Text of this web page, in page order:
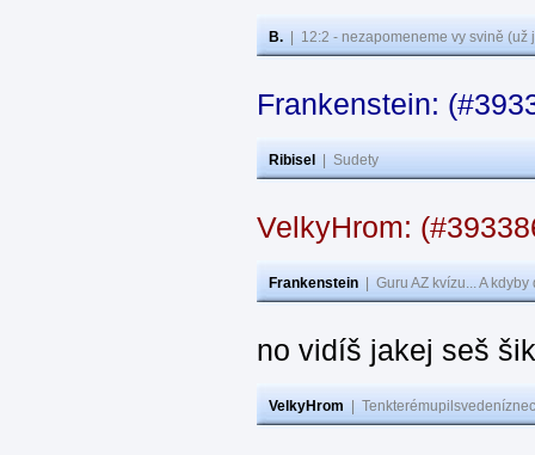
B. 12:2 - nezapomeneme vy svině
Frankenstein:
Ribisel Sudety
VelkyHrom:
Frankenstein Guru AZ kvízu... A
no vidíš jakej seš
VelkyHrom